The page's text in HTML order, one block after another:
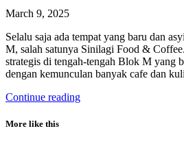
March 9, 2025
Selalu saja ada tempat yang baru dan
M, salah satunya Sinilagi Food &
strategis di tengah-tengah Blok M yang
dengan kemunculan banyak cafe dan
Continue reading
More like this